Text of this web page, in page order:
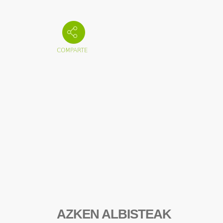
AZKEN ALBISTEAK